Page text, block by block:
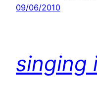
09/06/2010
singing